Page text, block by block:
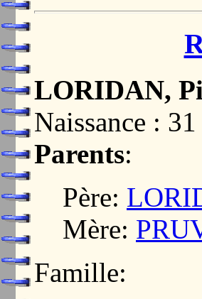
LORIDAN,
Naissance :
Parents:
Père:
Mère:
Famille: